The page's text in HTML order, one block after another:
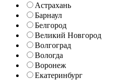
Астрахань
Барнаул
Белгород
Великий Новгород
Волгоград
Вологда
Воронеж
Екатеринбург